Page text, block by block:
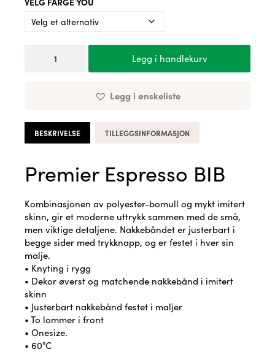
Espresso
Legg i handlekurv
Legg i ønskeliste
BESKRIVELSE TILLEGGSINFORMASJON
Premier Espresso BIB
Kombinasjonen av polyester-bomull og mykt imitert
skinn, gir et moderne uttrykk sammen med de små,
men viktige detaljene. Nakkebåndet er justerbart i
begge sider med trykknapp, og er festet i hver sin
malje.
• Knyting i rygg
• Dekor øverst og matchende nakkebånd i imitert
skinn
• Justerbart nakkebånd festet i maljer
• To lommer i front
• Onesize.
• 60°C